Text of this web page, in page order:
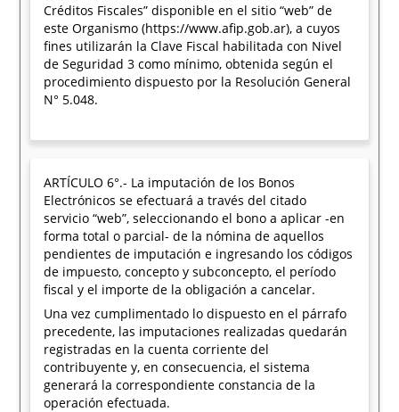
Créditos Fiscales” disponible en el sitio “web” de
este Organismo (https://www.afip.gob.ar), a cuyos
fines utilizarán la Clave Fiscal habilitada con Nivel
de Seguridad 3 como mínimo, obtenida según el
procedimiento dispuesto por la Resolución General
N° 5.048.
ARTÍCULO 6°.- La imputación de los Bonos
Electrónicos se efectuará a través del citado
servicio “web”, seleccionando el bono a aplicar -en
forma total o parcial- de la nómina de aquellos
pendientes de imputación e ingresando los códigos
de impuesto, concepto y subconcepto, el período
fiscal y el importe de la obligación a cancelar.
Una vez cumplimentado lo dispuesto en el párrafo
precedente, las imputaciones realizadas quedarán
registradas en la cuenta corriente del
contribuyente y, en consecuencia, el sistema
generará la correspondiente constancia de la
operación efectuada.